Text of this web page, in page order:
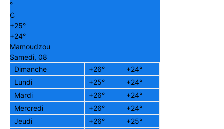
°
C
+25°
+24°
Mamoudzou
Samedi, 08
Dimanche
+26° +24°
Lundi
+25° +24°
Mardi
+26° +24°
Mercredi
+26° +24°
Jeudi
+26° +25°